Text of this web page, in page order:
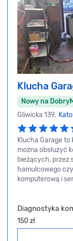
Klucha
Nowy na
Gliwicka 139,
Klucha Garage
można obsłużyć
bieżących, przez
hamulcowego
komputerową i
Diagnostyka
150 zł